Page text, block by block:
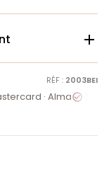

RÉF : 2003BEI
· Alma